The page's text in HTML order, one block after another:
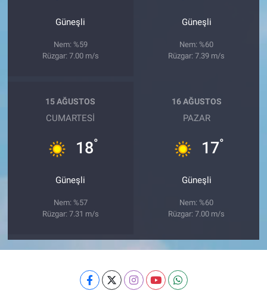
Güneşli
Nem: %59
Rüzgar: 7.00 m/s
Güneşli
Nem: %60
Rüzgar: 7.39 m/s
15 AĞUSTOS
CUMARTESI
18°
Güneşli
Nem: %57
Rüzgar: 7.31 m/s
16 AĞUSTOS
PAZAR
17°
Güneşli
Nem: %60
Rüzgar: 7.00 m/s